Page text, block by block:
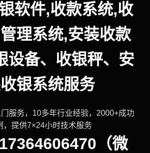
软件,收款系统,收
理系统,安装收款
设备、收银秤、安
银系统服务
服务，10多年行业经验，2000+成功
，提供7×24小时技术服务
（微